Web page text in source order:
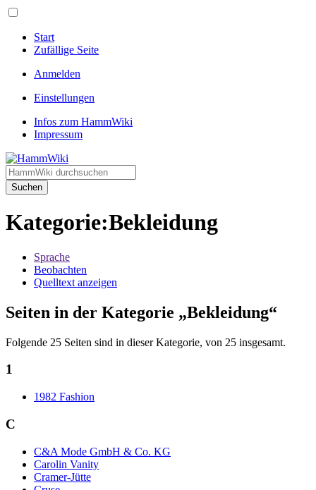
Start
Zufällige Seite
Anmelden
Einstellungen
Infos zum HammWiki
Impressum
Suchen
Kategorie:Bekleidung
Sprache
Beobachten
Quelltext anzeigen
Seiten in der Kategorie „Bekleidung“
Folgende 25 Seiten sind in dieser Kategorie, von 25 insgesamt.
1
1982 Fashion
C
C&A Mode GmbH & Co. KG
Carolin Vanity
Cramer-Jütte